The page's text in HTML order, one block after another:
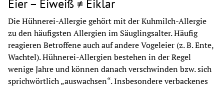
Eier – Eiweiß ≠ Eiklar
Die Hühnerei-Allergie gehört mit der Kuhmilch-Allergie
zu den häufigsten Allergien im Säuglingsalter. Häufig
reagieren Betroffene auch auf andere Vogeleier (z. B. Ente,
Wachtel). Hühnerei-Allergien bestehen in der Regel
wenige Jahre und können danach verschwinden bzw. sich
sprichwörtlich „auswachsen“. Insbesondere verbackenes